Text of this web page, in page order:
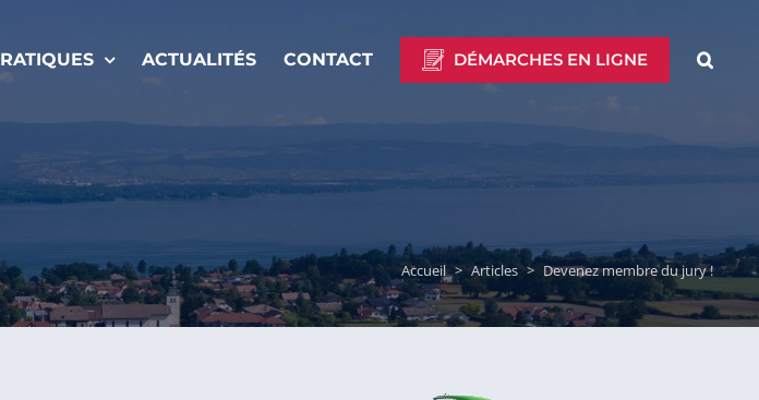
ACTUALITÉS CONTACT DÉMARCHES EN LIGNE
Accueil > Articles > Devenez membre du jury !